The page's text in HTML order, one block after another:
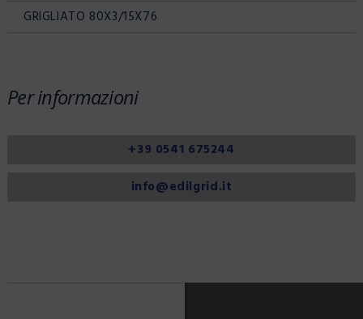
GRIGLIATO 80X3/15X76
Per informazioni
+39 0541 675244
info@edilgrid.it